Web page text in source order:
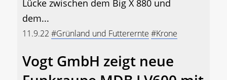
Lücke zwischen dem Big X 880 und
dem...
11.9.22 #Grünland und Futterernte #Krone
Vogt GmbH zeigt neue